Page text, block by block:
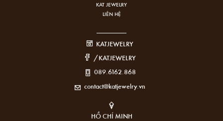
KAT JEWELRY
LIÊN HỆ
KATJEWELRY
/KATJEWELRY
089.6162.868
contact@katjewelry.vn
HỒ CHÍ MINH